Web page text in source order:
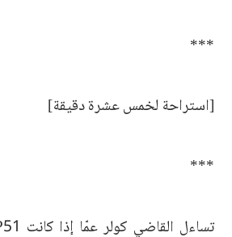
***
[استراحة لخمس عشرة دقيقة]
***